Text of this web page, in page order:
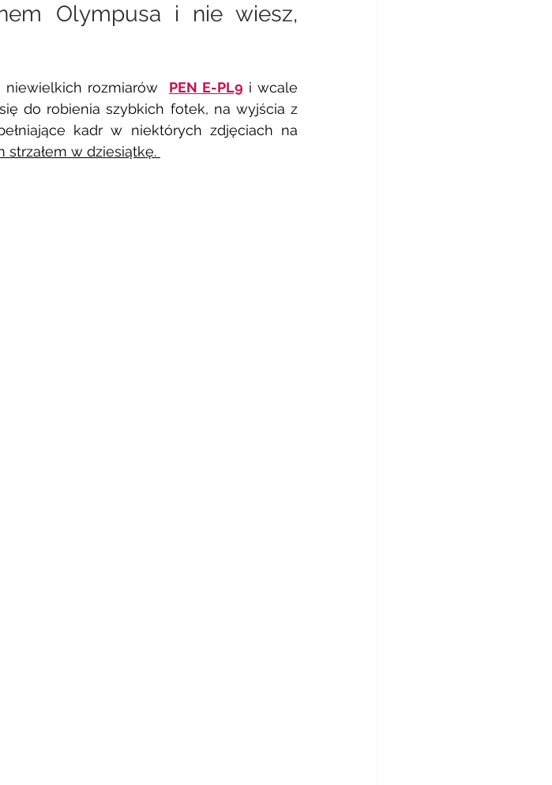
Olympusa i nie wiesz,
niewielkich rozmiarów PEN E-PL9 i wcale
do robienia szybkich fotek, na wyjścia z
kadr w niektórych zdjęciach na
strzałem w dziesiątkę.